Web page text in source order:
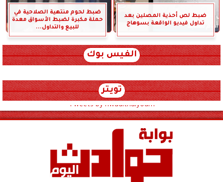
ضبط لص أحذية المصلين بعد
تداول فيديو الواقعة بسوهاج
ضبط لحوم منتهية الصلاحية في
حملة مكبرة لضبط الأسواق معدة
للبيع والتداول...
الفيس بوك
تويتر
Tweets by hwadithalyoum